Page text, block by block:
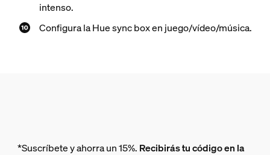
intenso.
Configura la Hue sync box en juego/vídeo/música.
*Suscríbete y ahorra un 15%. Recibirás tu código en la